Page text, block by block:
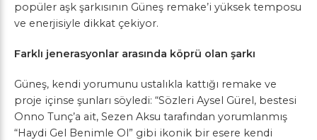
popüler aşk şarkısının Güneş remake’i yüksek temposu
ve enerjisiyle dikkat çekiyor.
Farklı jenerasyonlar arasında köprü olan şarkı
Güneş, kendi yorumunu ustalıkla kattığı remake ve
proje içinse şunları söyledi: “Sözleri Aysel Gürel, bestesi
Onno Tunç’a ait, Sezen Aksu tarafından yorumlanmış
“Haydi Gel Benimle Ol” gibi ikonik bir esere kendi